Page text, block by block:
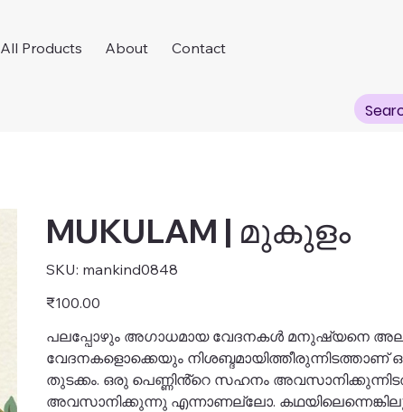
All Products About Contact
MUKULAM | മുകുളം
SKU: mankind0848
mankind0848
Price
₹100.00
പലപ്പോഴും അഗാധമായ വേദനകൾ മനുഷ്യനെ
വേദനകളൊക്കെയും
തുടക്കം. ഒരു പെണ്ണിൻ്റെ സഹനം
അവസാനിക്കുന്നു എന്നാണല്ലോ.